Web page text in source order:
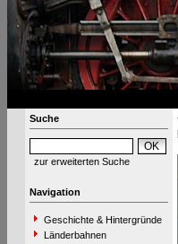
Suche
zur erweiterten Suche
Navigation
Geschichte & Hintergründe
Länderbahnen